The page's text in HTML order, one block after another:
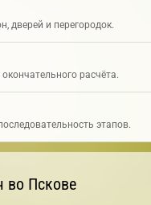
дверей и перегородок.
расчёта.
этапов.
Пскове